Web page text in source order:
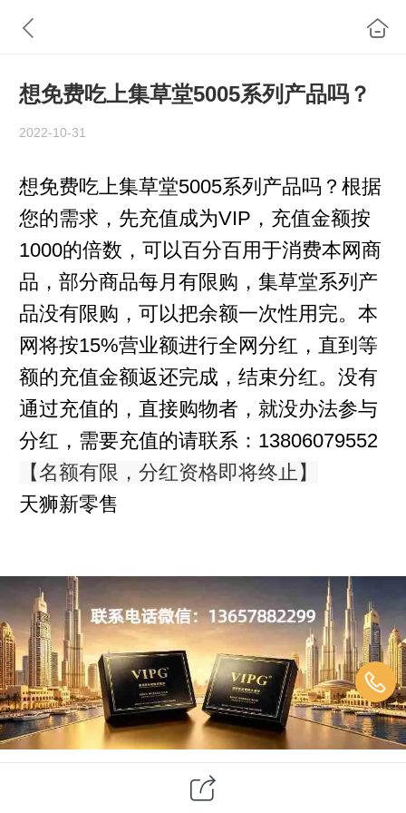
想免费吃上集草堂5005系列产品吗？
2022-10-31
想免费吃上集草堂5005系列产品吗？根据
您的需求，先充值成为VIP，充值金额按
1000的倍数，可以百分百用于消费本网商
品，部分商品每月有限购，集草堂系列产
品没有限购，可以把余额一次性用完。本
网将按15%营业额进行全网分红，直到等
额的充值金额返还完成，结束分红。没有
通过充值的，直接购物者，就没办法参与
分红，需要充值的请联系：13806079552
【名额有限，分红资格即将终止】
天狮新零售